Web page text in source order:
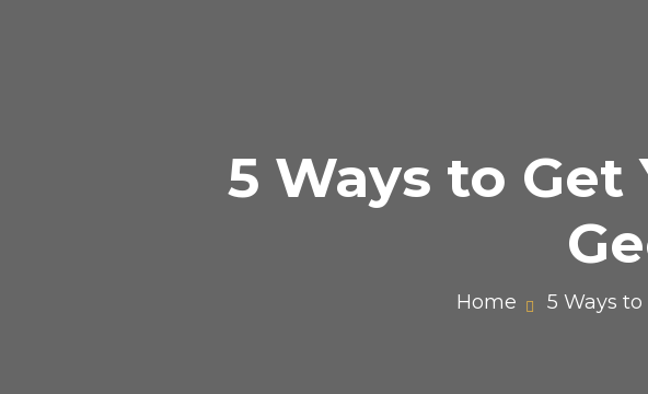
5 Ways to
Home 5 Ways